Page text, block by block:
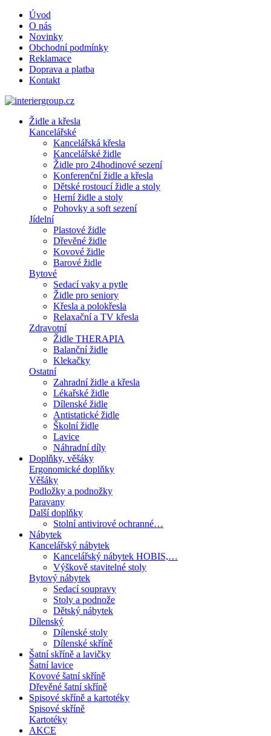
Úvod
O nás
Novinky
Obchodní podmínky
Reklamace
Doprava a platba
Kontakt
Židle a křesla
Kancelářské
Kancelářská křesla
Kancelářské židle
Židle pro 24hodinové sezení
Konferenční židle a křesla
Dětské rostoucí židle a stoly
Herní židle a stoly
Pohovky a soft sezení
Jídelní
Plastové židle
Dřevěné židle
Kovové židle
Barové židle
Bytové
Sedací vaky a pytle
Židle pro seniory
Křesla a polokřesla
Relaxační a TV křesla
Zdravotní
Židle THERAPIA
Balanční židle
Klekačky
Ostatní
Zahradní židle a křesla
Lékařské židle
Dílenské židle
Antistatické židle
Školní židle
Lavice
Náhradní díly
Doplňky, věšáky
Ergonomické doplňky
Věšáky
Podložky a podnožky
Paravany
Další doplňky
Stolní antivirové ochranné…
Nábytek
Kancelářský nábytek
Kancelářský nábytek HOBIS,…
Výškově stavitelné stoly
Bytový nábytek
Sedací soupravy
Stoly a podnože
Dětský nábytek
Dílenský
Dílenské stoly
Dílenské skříně
Šatní skříně a lavičky
Šatní lavice
Kovové šatní skříně
Dřevěné šatní skříně
Spisové skříně a kartotéky
Spisové skříně
Kartotéky
AKCE